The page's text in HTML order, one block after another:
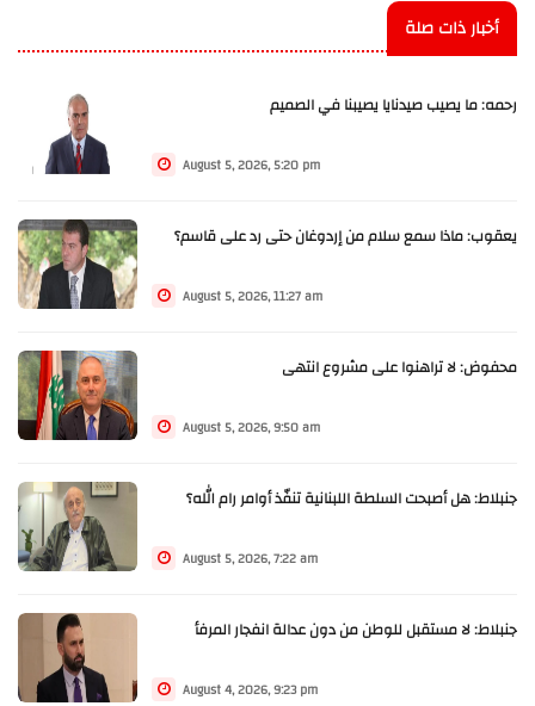
أخبار ذات صلة
رحمه: ما يصيب صيدنايا يصيبنا في الصميم
August 5, 2026, 5:20 pm
يعقوب: ماذا سمع سلام من إردوغان حتى رد على قاسم؟
August 5, 2026, 11:27 am
محفوض: لا تراهنوا على مشروع انتهى
August 5, 2026, 9:50 am
جنبلاط: هل أصبحت السلطة اللبنانية تنفّذ أوامر رام الله؟
August 5, 2026, 7:22 am
جنبلاط: لا مستقبل للوطن من دون عدالة انفجار المرفأ
August 4, 2026, 9:23 pm